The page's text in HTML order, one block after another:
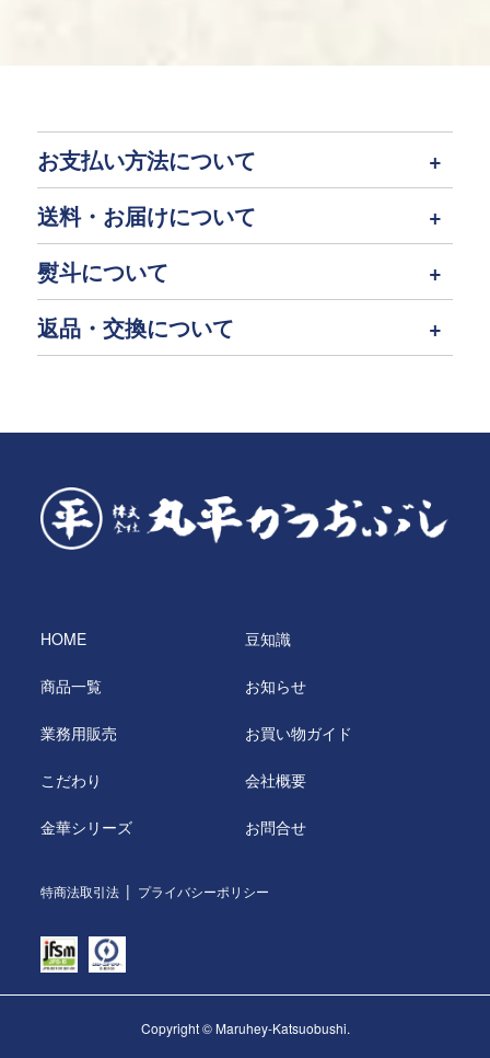
お支払い方法について
送料・お届けについて
熨斗について
返品・交換について
HOME
商品一覧
業務用販売
こだわり
金華シリーズ
豆知識
お知らせ
お買い物ガイド
会社概要
お問合せ
特商法取引法 プライバシーポリシー
Copyright © Maruhey-Katsuobushi.